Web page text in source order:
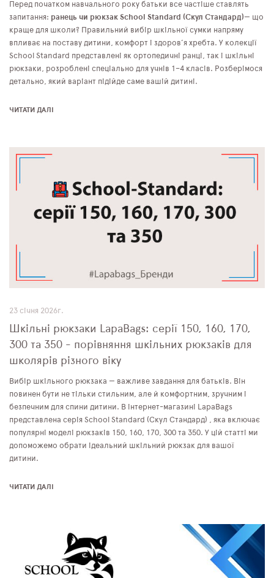
Перед початком навчального року батьки все частіше ставлять
запитання: ранець чи рюкзак School Standard (Скул Стандард)— що
краще для школи? Правильний вибір шкільної сумки напряму
впливає на поставу дитини, комфорт і здоров’я хребта. У колекції
School Standard представлені як ортопедичні ранці, так і шкільні
рюкзаки, розроблені спеціально для учнів 1–4 класів. Розберімося
детально, який варіант підійде саме вашій дитині.
ЧИТАТИ ДАЛІ
23 січня 2026г.
Шкільні рюкзаки LapaBags: серії 150, 160, 170,
300 та 350 - порівняння шкільних рюкзаків для
школярів різного віку
Вибір шкільного рюкзака — важливе завдання для батьків. Він
повинен бути не тільки стильним, але й комфортним, зручним і
безпечним для спини дитини. В інтернет-магазині LapaBags
представлена серія School Standard (Скул Стандард) , яка включає
популярні моделі рюкзаків 150, 160, 170, 300 та 350. У цій статті ми
допоможемо обрати ідеальний шкільний рюкзак для вашої
дитини.
ЧИТАТИ ДАЛІ